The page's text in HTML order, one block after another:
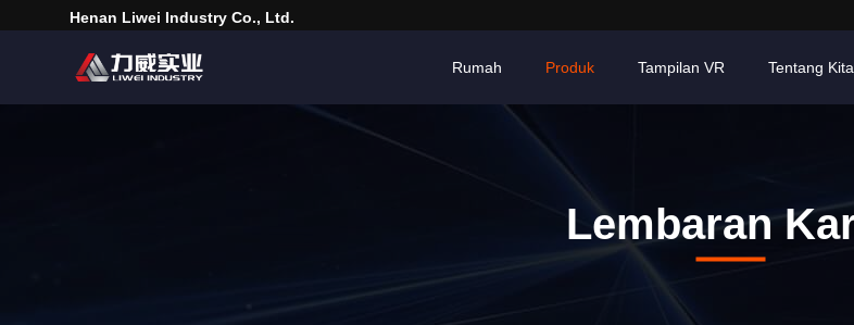
Henan Liwei Industry Co., Ltd.
Rumah Produk Tampilan VR Tentang Kita
Lembaran